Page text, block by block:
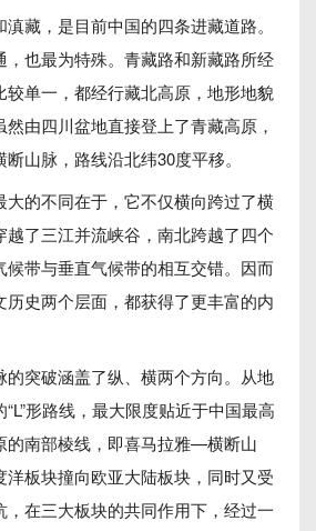
藏，是目前中国的四条进藏道路。
，也最为特殊。青藏路和新藏路所经
较单一，都经行藏北高原，地形地貌
由四川盆地直接登上了青藏高原，
山脉，路线沿北纬30度平移。
大的不同在于，它不仅横向跨过了横
越了三江并流峡谷，南北跨越了四个
候带与垂直气候带的相互交错。因而
历史两个层面，都获得了更丰富的内
的突破涵盖了纵、横两个方向。从地
形路线，最大限度贴近于中国最高
南部棱线，即喜马拉雅—横断山
洋板块撞向欧亚大陆板块，同时又受
，在三大板块的共同作用下，经过一